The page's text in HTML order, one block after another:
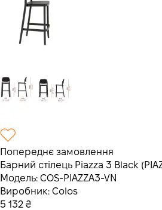
Попереднє замовлення
Барний стілець Piazza 3 Black
Модель: COS-PIAZZA3-VN
Виробник: Colos
5 132 ₴